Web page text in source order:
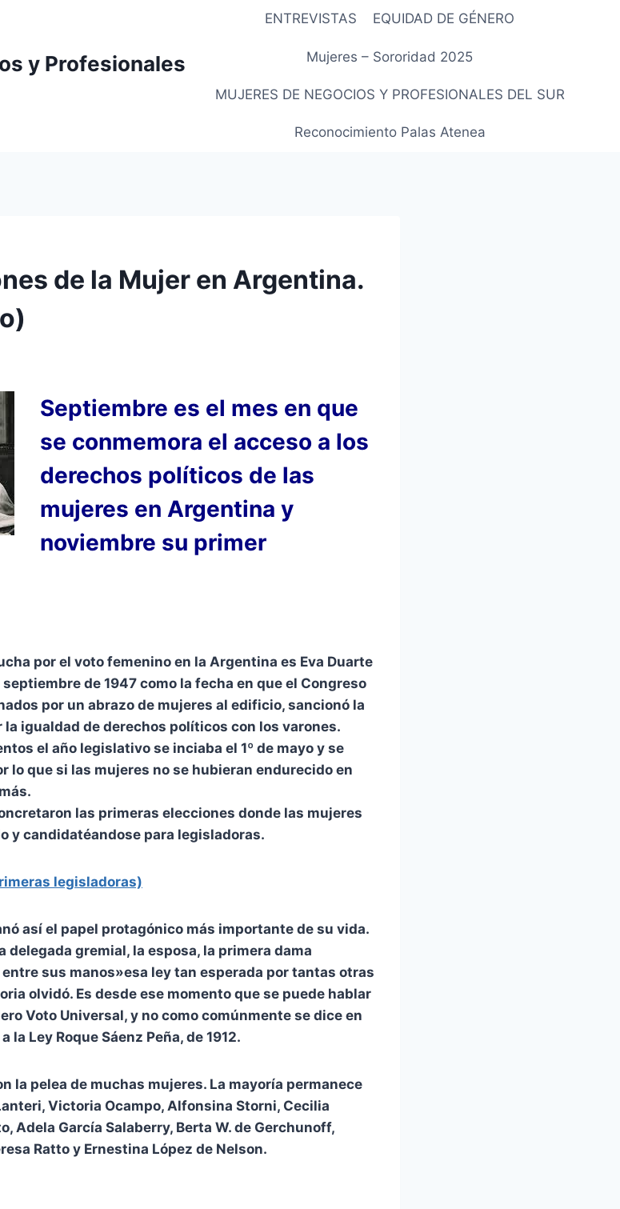
y Profesionales
ENTREVISTAS EQUIDAD DE GÉNERO
Mujeres – Sororidad 2025
MUJERES DE NEGOCIOS Y PROFESIONALES DEL SUR
Reconocimiento Palas Atenea
de la Mujer en Argentina.
Septiembre es el mes en que
se conmemora el acceso a los
derechos políticos de las
mujeres en Argentina y
noviembre su primer
por el voto femenino en la Argentina es Eva Duarte
de 1947 como la fecha en que el Congreso
por un abrazo de mujeres al edificio, sancionó la
la igualdad de derechos políticos con los varones.
el año legislativo se inciaba el 1º de mayo y se
lo que si las mujeres no se hubieran endurecido en
las primeras elecciones donde las mujeres
y candidatéandose para legisladoras.
legisladoras)
así el papel protagónico más importante de su vida.
delegada gremial, la esposa, la primera dama
sus manos»esa ley tan esperada por tantas otras
olvidó. Es desde ese momento que se puede hablar
Voto Universal, y no como comúnmente se dice en
la Ley Roque Sáenz Peña, de 1912.
la pelea de muchas mujeres. La mayoría permanece
Victoria Ocampo, Alfonsina Storni, Cecilia
Adela García Salaberry, Berta W. de Gerchunoff,
Ratto y Ernestina López de Nelson.